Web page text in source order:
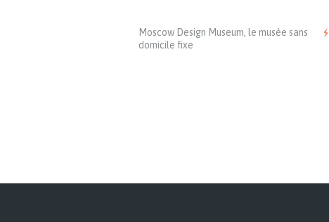
Moscow Design Museum, le musée sans
domicile fixe